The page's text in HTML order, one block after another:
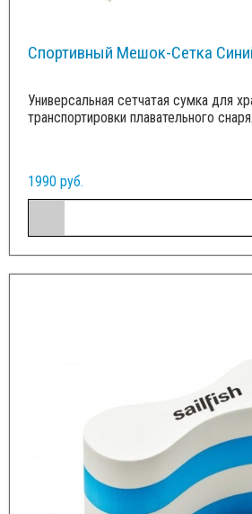
Спортивный Мешок-Сетка
Универсальная сетчатая сумка для
транспортировки плавательного
1990 руб.